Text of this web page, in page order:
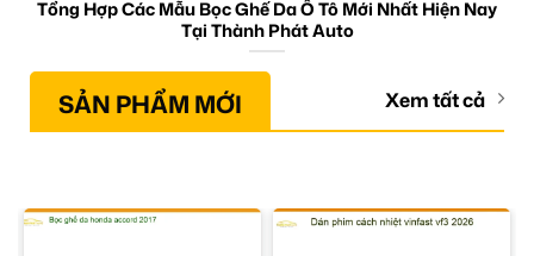
Tổng Hợp Các Mẫu Bọc Ghế Da Ô Tô Mới Nhất Hiện Nay
Tại Thành Phát Auto
SẢN PHẨM MỚI Xem tất cả